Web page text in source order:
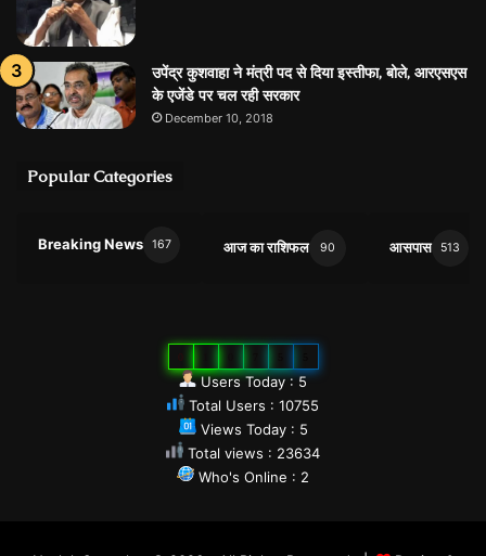
उपेंद्र कुशवाहा ने मंत्री पद से दिया इस्तीफा, बोले, आरएसएस
के एजेंडे पर चल रही सरकार
December 10, 2018
Popular Categories
Breaking News 167 आज का राशिफल 90 आसपास 513
Users Today : 5
Total Users : 10755
Views Today : 5
Total views : 23634
Who's Online : 2